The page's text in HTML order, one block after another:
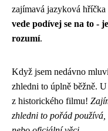
zajímavá jazyková hříčka
vede podívej se na to -
rozumí.
Když jsem nedávno
zhledni to úplně běžně.
z historického filmu!
zhledni to pořád